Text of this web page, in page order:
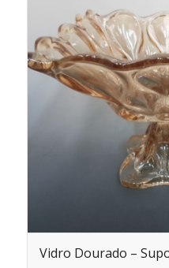
Vidro Dourado –